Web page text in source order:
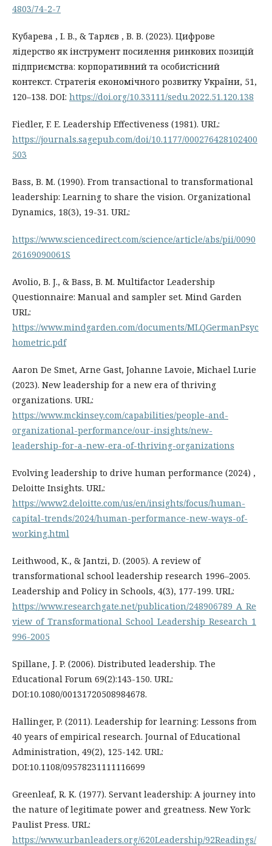
4803/74-2-7
Кубарева , І. В., & Тарлєв , В. В. (2023). Цифрове
лідерство як інструмент посилення ринкових позицій
підприємства: корпоративний та особистісний
контекст. Стратегія економічного розвитку України, 51,
120–138. DOI: https://doi.org/10.33111/sedu.2022.51.120.138
Fiedler, F. E. Leadership Effectiveness (1981). URL:
https://journals.sagepub.com/doi/10.1177/000276428102400
503
Bass, B. M. (1990). From transactional to transformational
leadership: Learning to share the vision. Organizational
Dynamics, 18(3), 19-31. URL:
https://www.sciencedirect.com/science/article/abs/pii/0090
26169090061S
Avolio, B. J., & Bass, B. M. Multifactor Leadership
Questionnaire: Manual and sampler set. Mind Garden
URL:
https://www.mindgarden.com/documents/MLQGermanPsyc
hometric.pdf
Aaron De Smet, Arne Gast, Johanne Lavoie, Michael Lurie
(2023). New leadership for a new era of thriving
organizations. URL:
https://www.mckinsey.com/capabilities/people-and-
organizational-performance/our-insights/new-
leadership-for-a-new-era-of-thriving-organizations
Evolving leadership to drive human performance (2024) ,
Deloitte Insights. URL:
https://www2.deloitte.com/us/en/insights/focus/human-
capital-trends/2024/human-performance-new-ways-of-
working.html
Leithwood, K., & Jantzi, D. (2005). A review of
transformational school leadership research 1996–2005.
Leadership and Policy in Schools, 4(3), 177-199. URL:
https://www.researchgate.net/publication/248906789_A_Re
view_of_Transformational_School_Leadership_Research_1
996-2005
Spillane, J. P. (2006). Distributed leadership. The
Educational Forum 69(2):143-150. URL:
DOI:10.1080/00131720508984678.
Hallinger, P. (2011). Leadership for learning: Lessons from
40 years of empirical research. Journal of Educational
Administration, 49(2), 125-142. URL:
DOI:10.1108/09578231111116699
Greenleaf, R. K. (1977). Servant leadership: A journey into
the nature of legitimate power and greatness. New York:
Paulist Press. URL:
https://www.urbanleaders.org/620Leadership/92Readings/